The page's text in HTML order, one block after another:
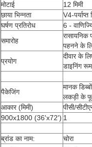
मोटाई
12 मिमी
छाया भिन्नता
V4-
घर्षण प्रतिरोध
6 -
समारोह
रासायनिक
पहनने के
प्रयोग
दीवार के
डाइनिंग रूम
पैकेजिंग
मानक
लकड़ी के
आकार (मिमी)
पीसी/
900x1800 (36'x72') 1
ब्रांड का नाम:
चोरा